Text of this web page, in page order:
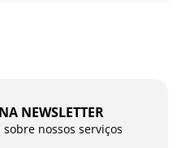
NEWSLETTER
nossos serviços